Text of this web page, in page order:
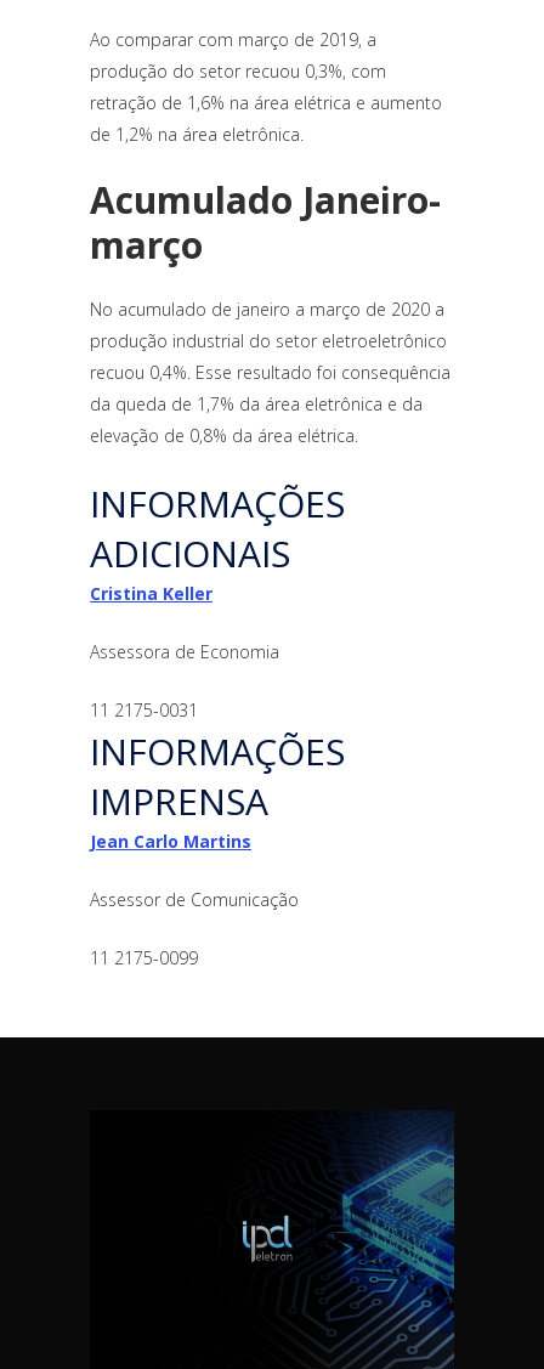
Ao comparar com março de 2019, a
produção do setor recuou 0,3%, com
retração de 1,6% na área elétrica e aumento
de 1,2% na área eletrônica.
Acumulado Janeiro-
março
No acumulado de janeiro a março de 2020 a
produção industrial do setor eletroeletrônico
recuou 0,4%. Esse resultado foi consequência
da queda de 1,7% da área eletrônica e da
elevação de 0,8% da área elétrica.
INFORMAÇÕES
ADICIONAIS
Cristina Keller
Assessora de Economia
11 2175-0031
INFORMAÇÕES
IMPRENSA
Jean Carlo Martins
Assessor de Comunicação
11 2175-0099